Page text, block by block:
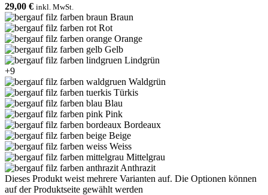
29,00 € inkl. MwSt.
Braun
Rot
Orange
Gelb
Lindgrün
+9
Waldgrün
Türkis
Blau
Pink
Bordeaux
Beige
Weiss
Mittelgrau
Anthrazit
Dieses Produkt weist mehrere Varianten auf. Die Optionen können
auf der Produktseite gewählt werden